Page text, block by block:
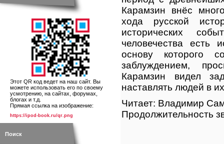
Этот QR код ведет на наш сайт. Вы
можете использовать его по своему
усмотрению, на сайтах, форумах,
блогах и т.д.
Прямая ссылка на изображение:
https://ipod-book.ru/qr.png
Поиск
Карамзин внёс
хода русской
исторических
человечества есть
основу которого
заблуждением,
Карамзин видел
наставлять людей в
Читает: Владимир
Продолжительность